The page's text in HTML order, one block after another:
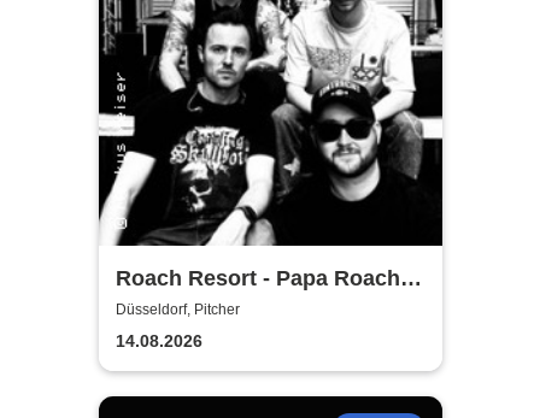
Roach Resort - Papa Roach
Tribute
Düsseldorf, Pitcher
14.08.2026